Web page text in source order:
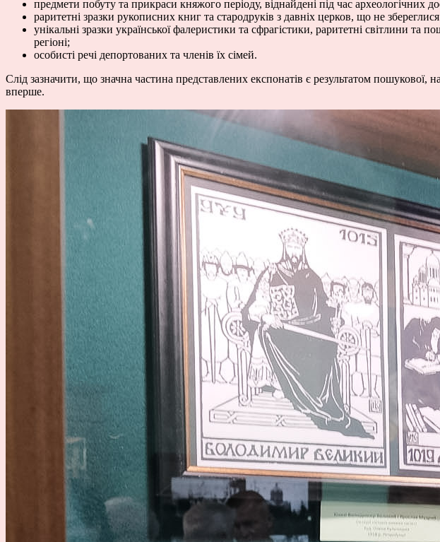
предмети побуту та прикраси княжого періоду, віднайдені під час археологічних
раритетні зразки рукописних книг та стародруків з давніх церков, що не
унікальні зразки української фалеристики та сфрагістики, раритетні світлини та
регіоні;
особисті речі депортованих та членів їх сімей.
Слід зазначити, що значна частина представлених експонатів є результатом пошукової,
вперше.